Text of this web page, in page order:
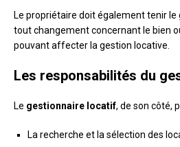
Le propriétaire doit également tenir
tout changement concernant le bien
pouvant affecter la gestion locative.
Les responsabilités du
Le gestionnaire locatif, de son côté,
La recherche et la sélection des